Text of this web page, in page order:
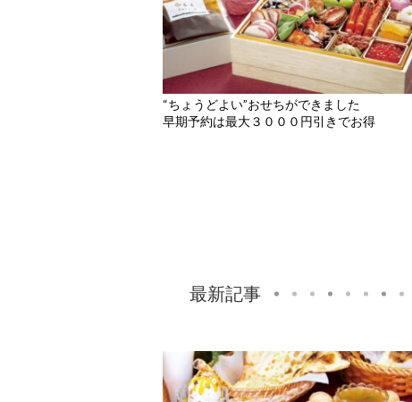
“ちょうどよい”おせちができました
早期予約は最大３０００円引きでお得
最新記事